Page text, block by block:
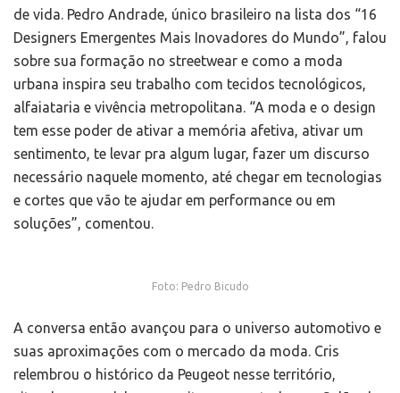
de vida. Pedro Andrade, único brasileiro na lista dos “16
Designers Emergentes Mais Inovadores do Mundo”, falou
sobre sua formação no streetwear e como a moda
urbana inspira seu trabalho com tecidos tecnológicos,
alfaiataria e vivência metropolitana. “A moda e o design
tem esse poder de ativar a memória afetiva, ativar um
sentimento, te levar pra algum lugar, fazer um discurso
necessário naquele momento, até chegar em tecnologias
e cortes que vão te ajudar em performance ou em
soluções”, comentou.
Foto: Pedro Bicudo
A conversa então avançou para o universo automotivo e
suas aproximações com o mercado da moda. Cris
relembrou o histórico da Peugeot nesse território,